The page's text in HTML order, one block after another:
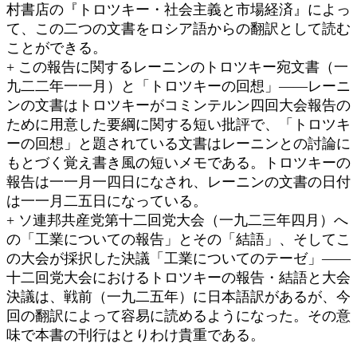
村書店の『トロツキー・社会主義と市場経済』によっ
て、この二つの文書をロシア語からの翻訳として読む
ことができる。
+ この報告に関するレーニンのトロツキー宛文書（一
九二二年一一月）と「トロツキーの回想」――レーニ
ンの文書はトロツキーがコミンテルン四回大会報告の
ために用意した要綱に関する短い批評で、「トロツキ
ーの回想」と題されている文書はレーニンとの討論に
もとづく覚え書き風の短いメモである。トロツキーの
報告は一一月一四日になされ、レーニンの文書の日付
は一一月二五日になっている。
+ ソ連邦共産党第十二回党大会（一九二三年四月）へ
の「工業についての報告」とその「結語」、そしてこ
の大会が採択した決議「工業についてのテーゼ」――
十二回党大会におけるトロツキーの報告・結語と大会
決議は、戦前（一九二五年）に日本語訳があるが、今
回の翻訳によって容易に読めるようになった。その意
味で本書の刊行はとりわけ貴重である。